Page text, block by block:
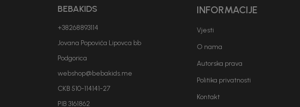
BEBAKIDS
+38268893114
Jovana Popovića Lipovca bb
Podgorica
webshop@bebakids.me
CKB 510-114141-27
PIB 3161862
INFORMACIJE
Vjesti
O nama
Autorska prava
Politika privatnosti
Kontakt